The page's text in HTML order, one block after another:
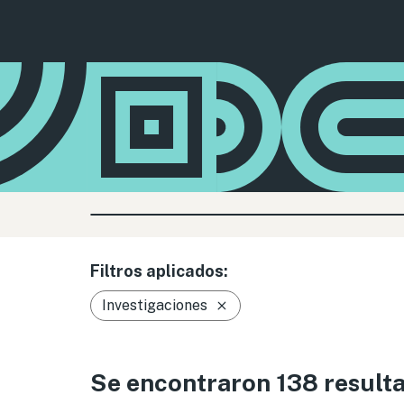
Filtros aplicados:
Investigaciones
Se encontraron 138